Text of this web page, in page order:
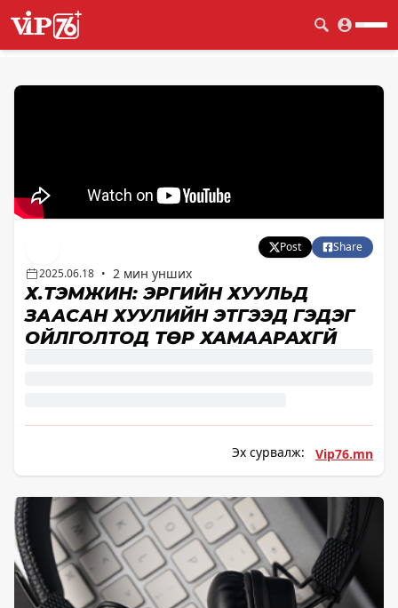
Post
Share
2025.06.18 • 2 мин унших
Х.ТЭМҮҮЖИН: ЭРҮҮГИЙН ХУУЛЬД
ЗААСАН ХУУЛИЙН ЭТГЭЭД ГЭДЭГ
ОЙЛГОЛТОД ТӨР ХАМААРАХГҮЙ
Эх сурвалж: Vip76.mn